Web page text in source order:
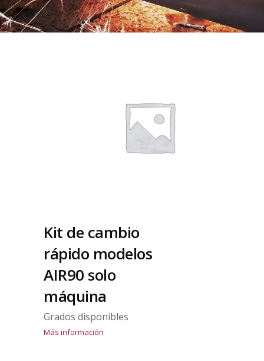
Kit de cambio
rápido modelos
AIR90 solo
máquina
Grados disponibles
Más información